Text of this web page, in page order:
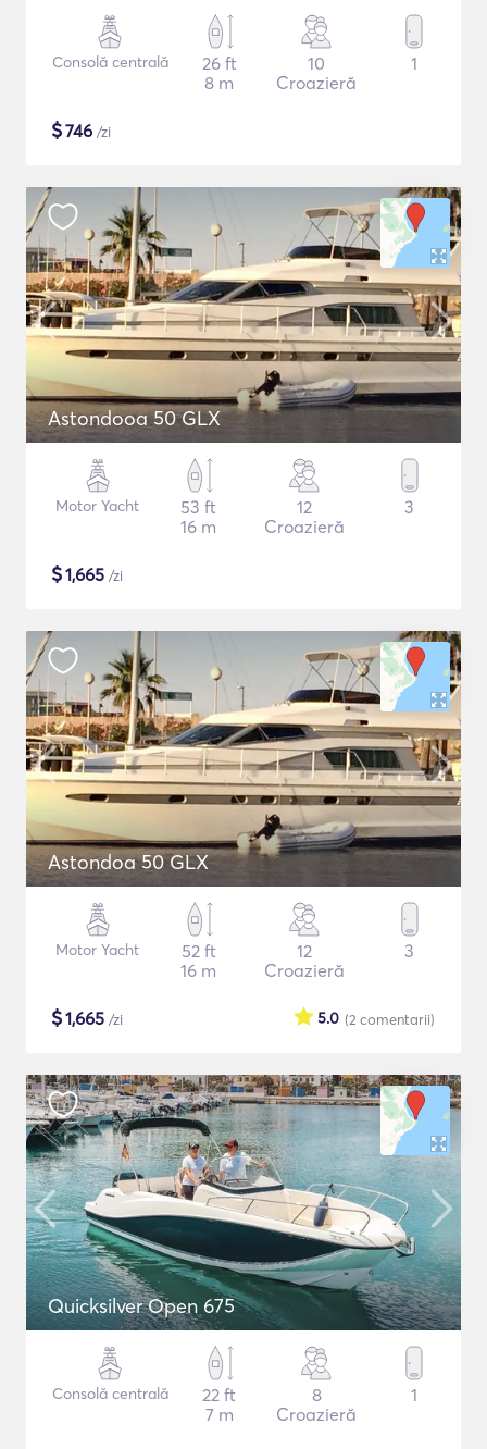
Consolă centrală
26 ft
8 m
10
Croazieră
1
$746 /zi
Astondooa 50 GLX
Motor Yacht
53 ft
16 m
12
Croazieră
3
$1,665 /zi
Astondoa 50 GLX
Motor Yacht
52 ft
16 m
12
Croazieră
3
$1,665 /zi (2 comentarii)
5.0
Quicksilver Open 675
Consolă centrală
22 ft
7 m
8
Croazieră
1